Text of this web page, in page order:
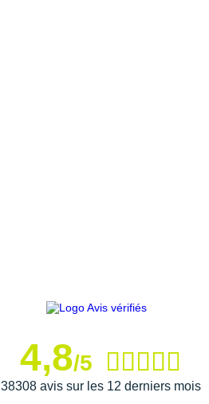
4,8/5
38308 avis sur les 12 derniers mois